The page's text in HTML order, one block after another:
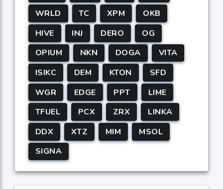
WRLD
TC XPM
OKB
HIVE
INJ DERO
OG
OPIUM
NKN DOGA
VITA
ISIKC
DEM KTON
SFD
WGR
EDGE PPT
LIME
TFUEL
PCX ZRX
LINKA
DDX
XTZ MIM
MSOL
SIGNA